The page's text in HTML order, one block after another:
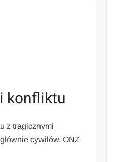
konfliktu
z tragicznymi
cywilów. ONZ